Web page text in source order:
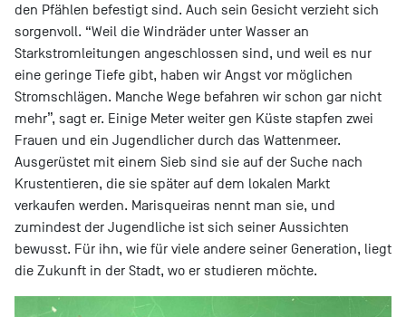
den Pfählen befestigt sind. Auch sein Gesicht verzieht sich
sorgenvoll. “Weil die Windräder unter Wasser an
Starkstromleitungen angeschlossen sind, und weil es nur
eine geringe Tiefe gibt, haben wir Angst vor möglichen
Stromschlägen. Manche Wege befahren wir schon gar nicht
mehr”, sagt er. Einige Meter weiter gen Küste stapfen zwei
Frauen und ein Jugendlicher durch das Wattenmeer.
Ausgerüstet mit einem Sieb sind sie auf der Suche nach
Krustentieren, die sie später auf dem lokalen Markt
verkaufen werden. Marisqueiras nennt man sie, und
zumindest der Jugendliche ist sich seiner Aussichten
bewusst. Für ihn, wie für viele andere seiner Generation, liegt
die Zukunft in der Stadt, wo er studieren möchte.